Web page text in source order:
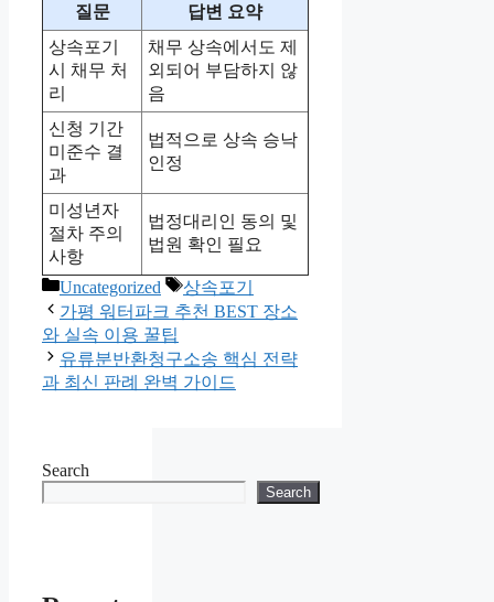
질문
답변 요약
상속포기
시 채무 처
리
채무 상속에서도 제
외되어 부담하지 않
음
신청 기간
미준수 결
과
법적으로 상속 승낙
인정
미성년자
절차 주의
사항
법정대리인 동의 및
법원 확인 필요
Categories
Uncategorized Tags
상속포기
가평 워터파크 추천 BEST 장소
와 실속 이용 꿀팁
유류분반환청구소송 핵심 전략
과 최신 판례 완벽 가이드
Search
Search